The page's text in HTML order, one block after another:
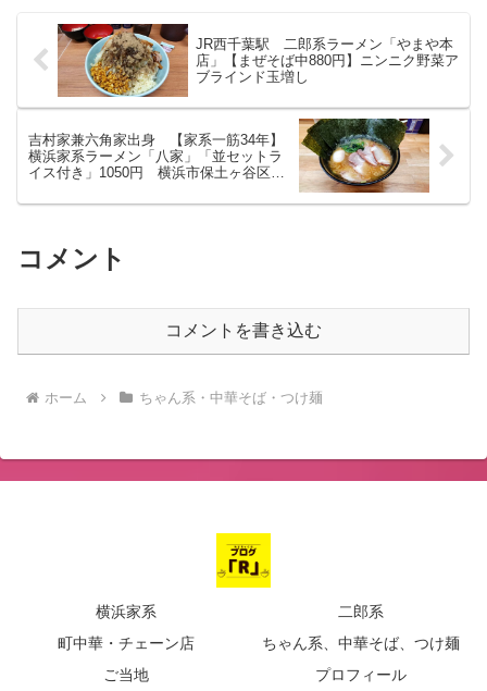
JR西千葉駅 二郎系ラーメン「やまや本
店」【まぜそば中880円】ニンニク野菜ア
ブラインド玉増し
吉村家兼六角家出身 【家系一筋34年】
横浜家系ラーメン「八家」「並セットラ
イス付き」1050円 横浜市保土ヶ谷区和
コメント
コメントを書き込む
ホーム ちゃん系・中華そば・つけ麺
横浜家系
二郎系
町中華・チェーン店
ちゃん系、中華そば、つけ麺
ご当地
プロフィール